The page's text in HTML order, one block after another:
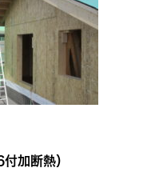
加断熱）